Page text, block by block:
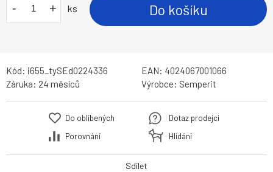
- + ks Do košíku
Kód: i655_tySEd0224336 EAN: 4024067001066
Záruka: 24 měsíců Výrobce: Semperit
Do oblíbených
Porovnání
Dotaz prodejci
Hlídání
Sdílet